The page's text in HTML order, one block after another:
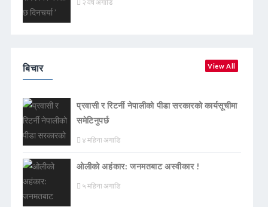
२ वर्ष अगाडि
बिचार View All
प्रवासी र रिटर्नी नेपालीको पीडा सरकारको कार्यसूचीमा
समेटिनुपर्छ
४ महिना अगाडि
ओलीको अहंकार: जनमतबाट अस्वीकार !
५ महिना अगाडि